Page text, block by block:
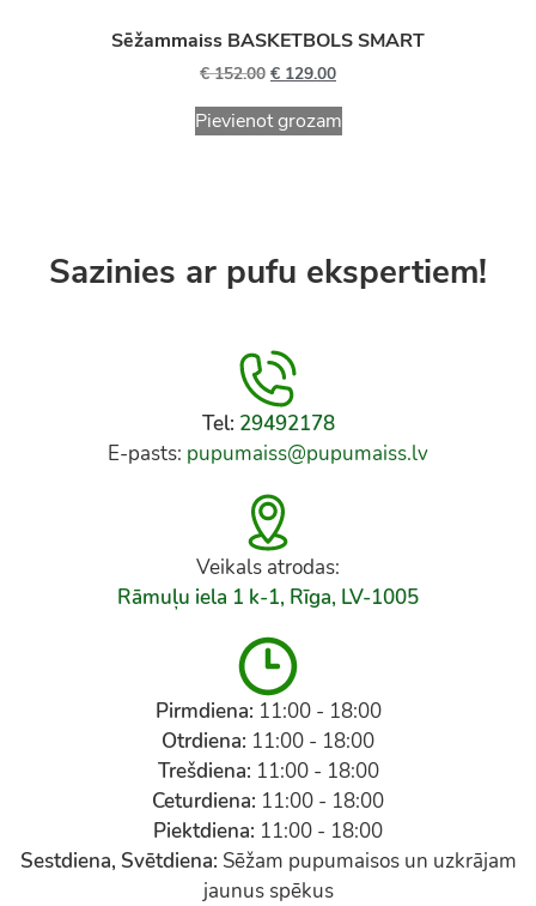
Sēžammaiss BASKETBOLS SMART
€152.00 € 129.00
Pievienot grozam
Sazinies ar pufu ekspertiem!
Tel: 29492178
E-pasts: pupumaiss@pupumaiss.lv
Veikals atrodas:
Rāmuļu iela 1 k-1, Rīga, LV-1005
Pirmdiena: 11:00 - 18:00
Otrdiena: 11:00 - 18:00
Trešdiena: 11:00 - 18:00
Ceturdiena: 11:00 - 18:00
Piektdiena: 11:00 - 18:00
Sestdiena, Svētdiena: Sēžam pupumaisos un uzkrājam
jaunus spēkus